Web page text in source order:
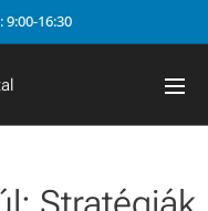
16:30